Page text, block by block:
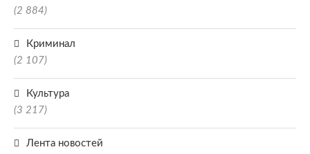
(2 884)
Криминал
(2 107)
Культура
(3 217)
Лента новостей